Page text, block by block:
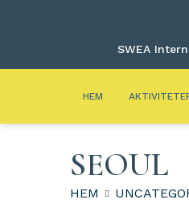
SWEA
HEM
SEOUL
HEM